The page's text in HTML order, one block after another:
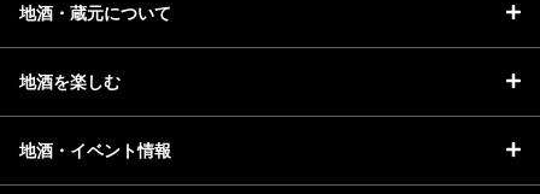
地酒・蔵元について
地酒を楽しむ
地酒・イベント情報